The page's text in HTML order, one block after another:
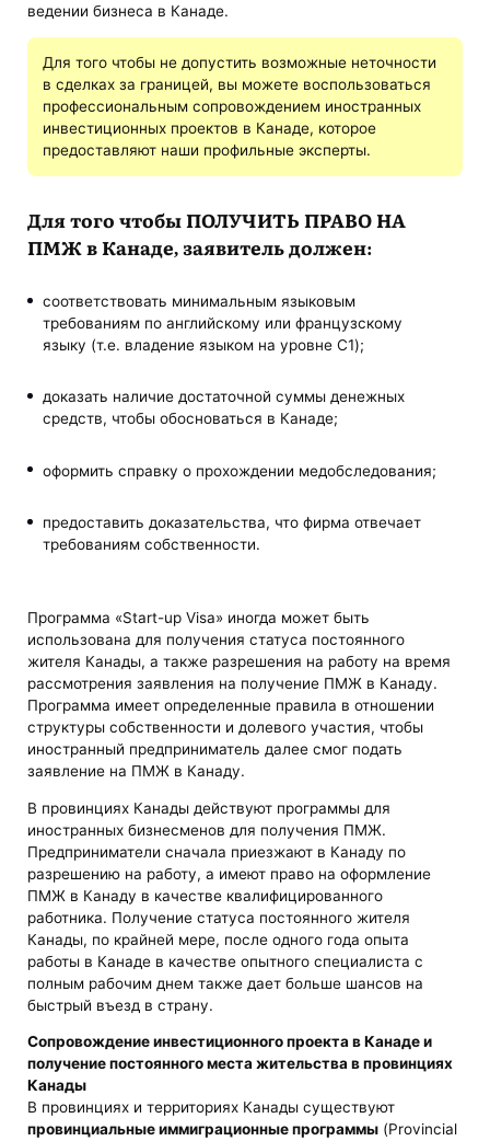
ведении бизнеса в Канаде.
Для того чтобы не допустить возможные неточности
в сделках за границей, вы можете воспользоваться
профессиональным сопровождением иностранных
инвестиционных проектов в Канаде, которое
предоставляют наши профильные эксперты.
Для того чтобы ПОЛУЧИТЬ ПРАВО НА
ПМЖ в Канаде, заявитель должен:
соответствовать минимальным языковым
требованиям по английскому или французскому
языку (т.е. владение языком на уровне C1);
доказать наличие достаточной суммы денежных
средств, чтобы обосноваться в Канаде;
оформить справку о прохождении медобследования;
предоставить доказательства, что фирма отвечает
требованиям собственности.
Программа «Start-up Visa» иногда может быть
использована для получения статуса постоянного
жителя Канады, а также разрешения на работу на время
рассмотрения заявления на получение ПМЖ в Канаду.
Программа имеет определенные правила в отношении
структуры собственности и долевого участия, чтобы
иностранный предприниматель далее смог подать
заявление на ПМЖ в Канаду.
В провинциях Канады действуют программы для
иностранных бизнесменов для получения ПМЖ.
Предприниматели сначала приезжают в Канаду по
разрешению на работу, а имеют право на оформление
ПМЖ в Канаду в качестве квалифицированного
работника. Получение статуса постоянного жителя
Канады, по крайней мере, после одного года опыта
работы в Канаде в качестве опытного специалиста с
полным рабочим днем также дает больше шансов на
быстрый въезд в страну.
Сопровождение инвестиционного проекта в Канадеи
получение постоянного места жительства в провинциях
Канады
В провинциях и территориях Канады существуют
провинциальные иммиграционные программы (Provincial